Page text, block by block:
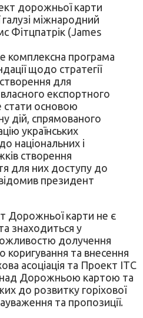
дорожньої карти
галузі міжнародний
Фітцпатрік (James
комплексна програма
щодо стратегії
для
власного експортного
основою
дій, спрямованого
українських
національних і
створення
для них доступу до
президент
Дорожньої карти не є
знаходиться у
долучення
та внесення
асоціація та Проект ІТС
Дорожньою картою та
до розвитку горіхової
та пропозиції.